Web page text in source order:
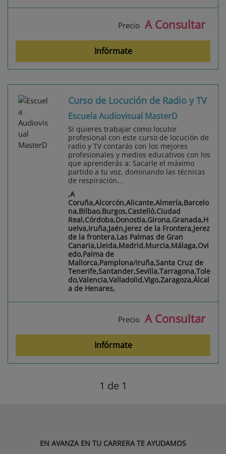
Precio A Consultar
Infórmate
Curso de Locución de Radio y TV
Escuela Audiovisual MasterD
Si quieres trabajar como locutor
profesional con este curso de locución de
radio y TV contarás con los mejores
profesionales y medios educativos con los
que aprenderás a: Sacarle el máximo
partido a tu voz, dominando las técnicas
de respiración...
,A
Coruña,Alcorcón,Alicante,Almería,Barcelo
na,Bilbao,Burgos,Castelló,Ciudad
Real,Córdoba,Donostia,Girona,Granada,H
uelva,Iruña,Jaén,Jerez de la Frontera,Jerez
de la frontera,Las Palmas de Gran
Canaria,Lleida,Madrid,Murcia,Málaga,Ovi
edo,Palma de
Mallorca,Pamplona/Iruña,Santa Cruz de
Tenerife,Santander,Sevilla,Tarragona,Tole
do,Valencia,Valladolid,Vigo,Zaragoza,Álcal
a de Henares,
Precio A Consultar
Infórmate
1 de 1
EN AVANZA EN TU CARRERA TE AYUDAMOS